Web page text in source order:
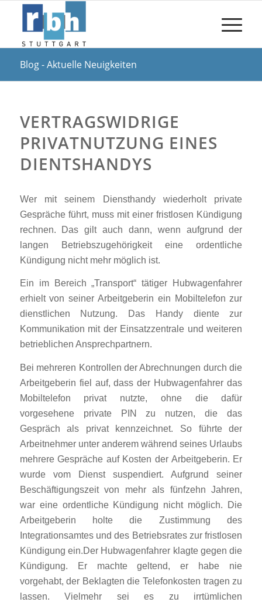
Blog - Aktuelle Neuigkeiten
VERTRAGSWIDRIGE
PRIVATNUTZUNG EINES
DIENTSHANDYS
Wer mit seinem Diensthandy wiederholt private
Gespräche führt, muss mit einer fristlosen Kündigung
rechnen. Das gilt auch dann, wenn aufgrund der
langen Betriebszugehörigkeit eine ordentliche
Kündigung nicht mehr möglich ist.
Ein im Bereich „Transport“ tätiger Hubwagenfahrer
erhielt von seiner Arbeitgeberin ein Mobiltelefon zur
dienstlichen Nutzung. Das Handy diente zur
Kommunikation mit der Einsatzzentrale und weiteren
betrieblichen Ansprechpartnern.
Bei mehreren Kontrollen der Abrechnungen durch die
Arbeitgeberin fiel auf, dass der Hubwagenfahrer das
Mobiltelefon privat nutzte, ohne die dafür
vorgesehene private PIN zu nutzen, die das
Gespräch als privat kennzeichnet. So führte der
Arbeitnehmer unter anderem während seines Urlaubs
mehrere Gespräche auf Kosten der Arbeitgeberin. Er
wurde vom Dienst suspendiert. Aufgrund seiner
Beschäftigungszeit von mehr als fünfzehn Jahren,
war eine ordentliche Kündigung nicht möglich. Die
Arbeitgeberin holte die Zustimmung des
Integrationsamtes und des Betriebsrates zur fristlosen
Kündigung ein.Der Hubwagenfahrer klagte gegen die
Kündigung. Er machte geltend, er habe nie
vorgehabt, der Beklagten die Telefonkosten tragen zu
lassen. Vielmehr sei es zu irrtümlichen